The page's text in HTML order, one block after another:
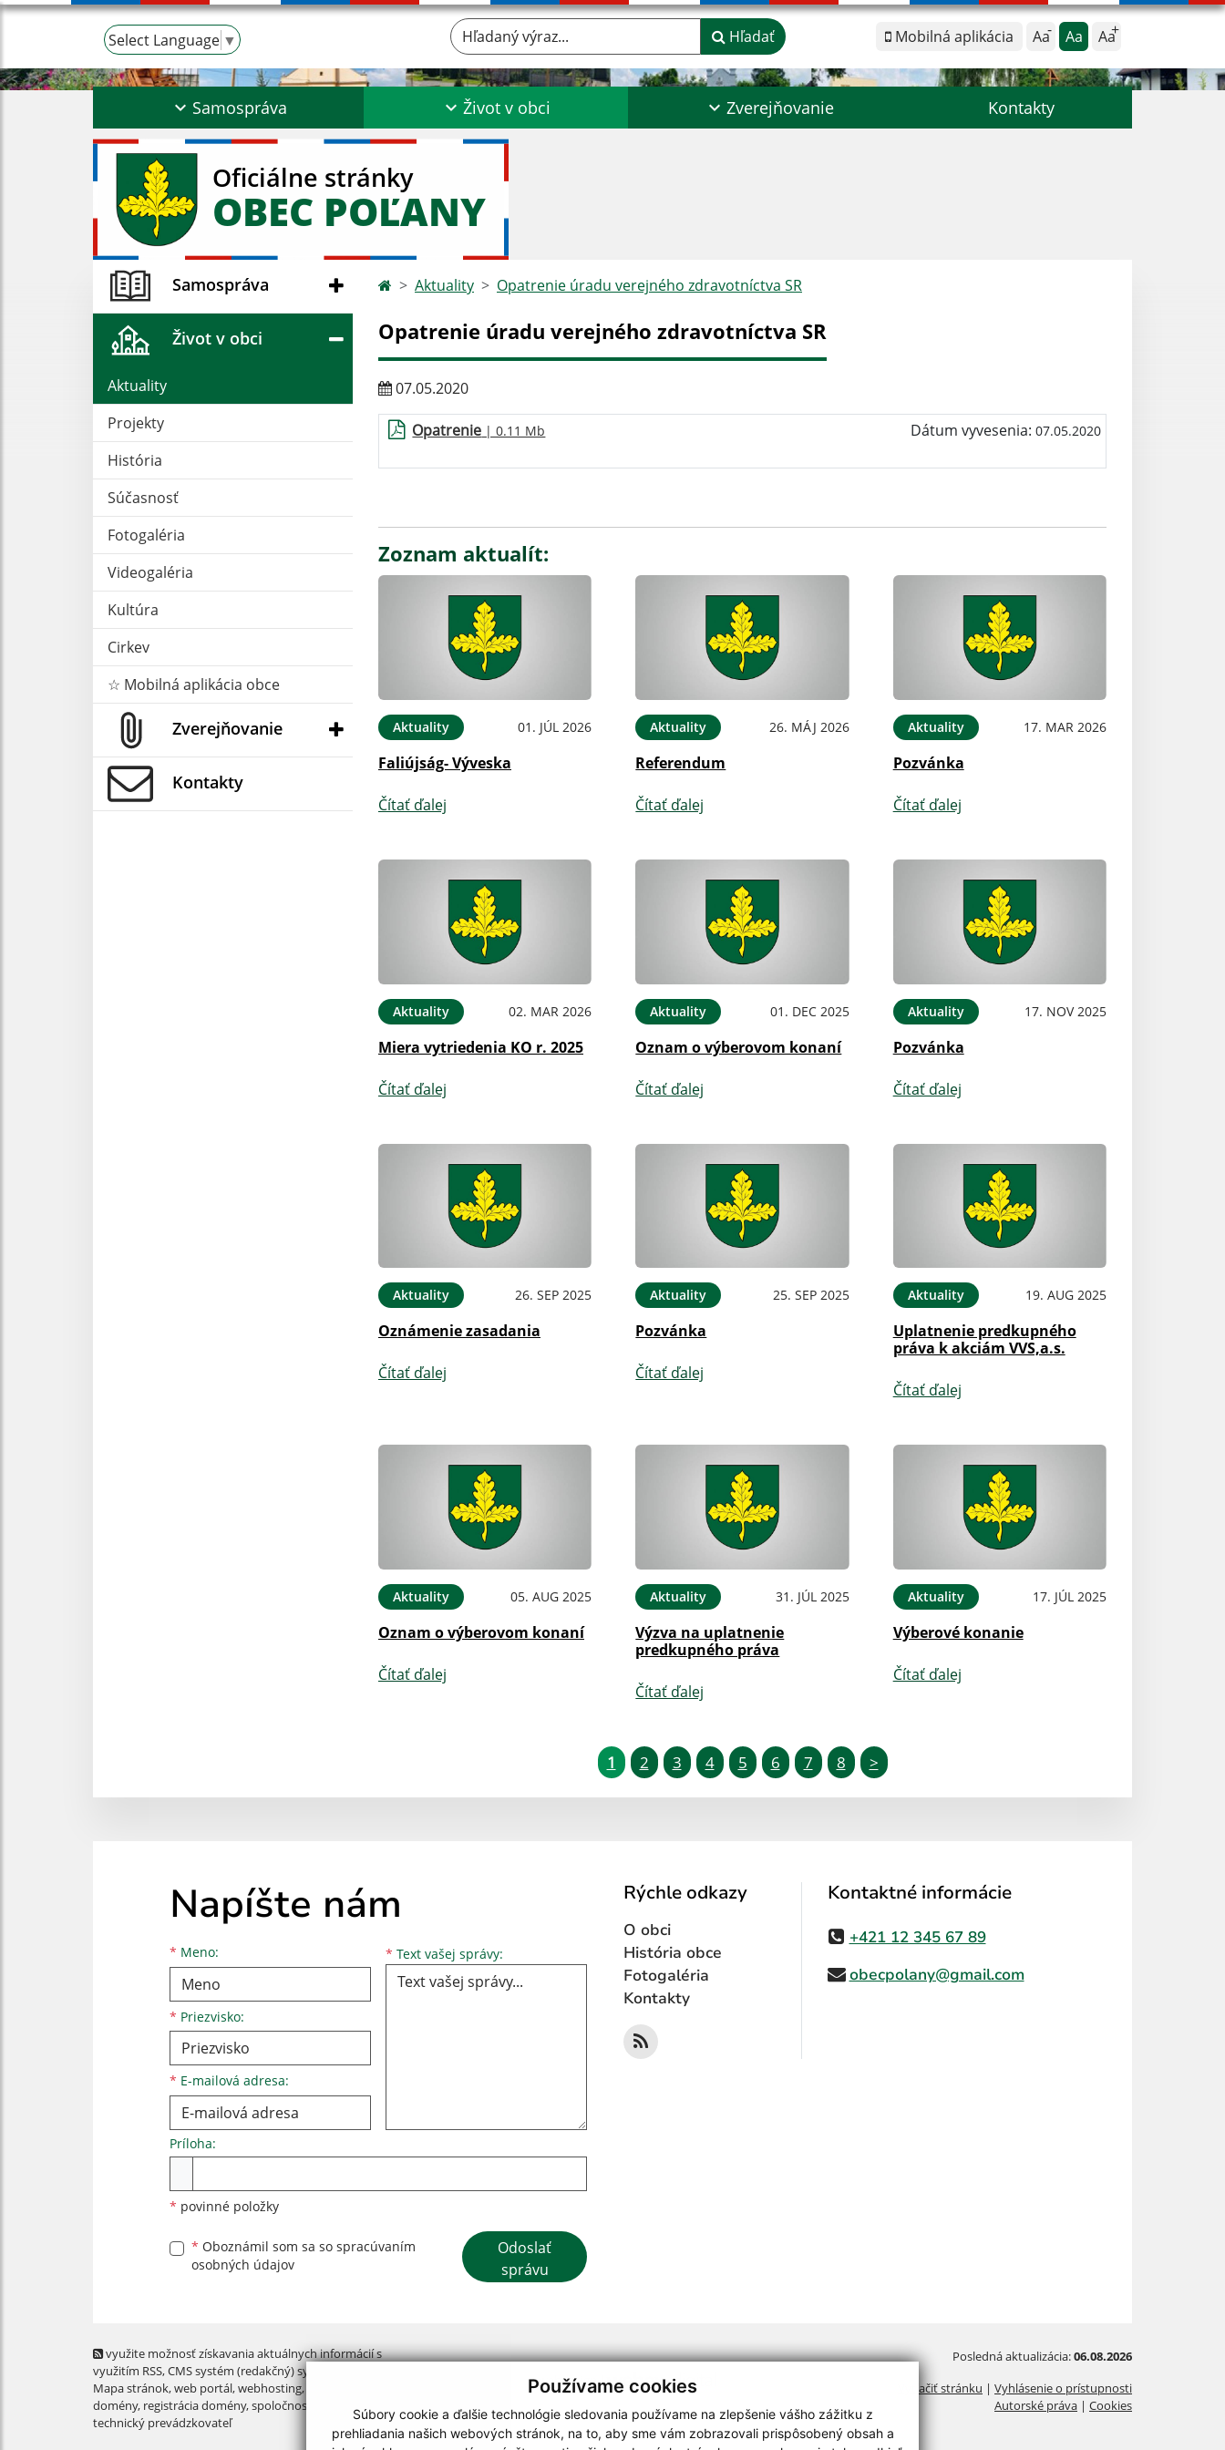
Používame cookies
Súbory cookie a ďalšie technológie sledovania používame na zlepšenie vášho zážitku z
prehliadania našich webových stránok, na to, aby sme vám zobrazovali prispôsobený obsah a
Select Language ▼ Mobilná aplikácia Aa Aa Aa
Hľadaný výraz... Hľadať
Samospráva Život v obci Zverejňovanie Kontakty
Oficiálne stránky
OBEC POĽANY
Samospráva
Život v obci
Aktuality
Projekty
História
Súčasnosť
Fotogaléria
Videogaléria
Kultúra
Cirkev
☆ Mobilná aplikácia obce
Zverejňovanie
Kontakty
Aktuality Opatrenie úradu verejného zdravotníctva SR
Opatrenie úradu verejného zdravotníctva SR
07.05.2020
Opatrenie | 0.11 Mb Dátum vyvesenia: 07.05.2020
Zoznam aktualít:
Aktuality 01. JÚL 2026
Faliújság- Výveska
Čítať ďalej
Aktuality 26. MÁJ 2026
Referendum
Čítať ďalej
Aktuality 17. MAR 2026
Pozvánka
Čítať ďalej
Aktuality 02. MAR 2026
Miera vytriedenia KO r. 2025
Čítať ďalej
Aktuality 01. DEC 2025
Oznam o výberovom konaní
Čítať ďalej
Aktuality 17. NOV 2025
Pozvánka
Čítať ďalej
Aktuality 26. SEP 2025
Oznámenie zasadania
Čítať ďalej
Aktuality 25. SEP 2025
Pozvánka
Čítať ďalej
Aktuality 19. AUG 2025
Uplatnenie predkupného
práva k akciám VVS,a.s.
Čítať ďalej
Aktuality 05. AUG 2025
Oznam o výberovom konaní
Čítať ďalej
Aktuality 31. JÚL 2025
Výzva na uplatnenie
predkupného práva
Čítať ďalej
Aktuality 17. JÚL 2025
Výberové konanie
Čítať ďalej
1 2 3 4 5 6 7 8 >
Napíšte nám
* Meno:
Meno
* Priezvisko:
Priezvisko
* E-mailová adresa:
E-mailová adresa * Text vašej správy: Text vašej správy...
Príloha:
* povinné položky
* Oboznámil som sa so spracúvaním
osobných údajov
Google reCaptcha Response
Odoslať
správu
Rýchle odkazy
O obci
História obce
Fotogaléria
Kontakty
Kontaktné informácie
+421 12 345 67 89
obecpolany@gmail.com
využite možnosť získavania aktuálnych informácií s
využitím RSS, CMS systém (redakčný) systém ECHELON 2,
Mapa stránok,web portál,webhosting,
domény, registrácia domény,spoločnosť webex.digital, s.r.o.
technický prevádzkovateľ
Posledná aktualizácia:06.08.2026
Vytlačiť stránku | Vyhlásenie o prístupnosti
Autorské práva | Cookies
webdesign|